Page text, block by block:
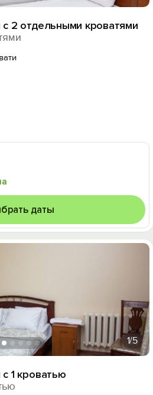
2 отдельными кроватями
даты
1/5
1 кроватью